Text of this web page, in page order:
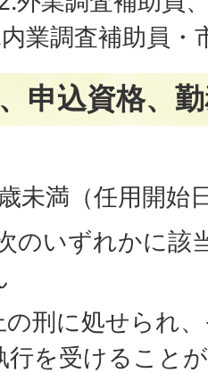
業調査補助員・
申込資格、
未満（任用開始
のいずれかに該
の刑に処せられ
行を受けること